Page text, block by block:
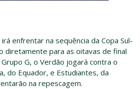
enfrentar na sequência da Copa Sul-
diretamente para as oitavas de final
G, o Verdão jogará contra o
do Equador, e Estudiantes, da
na repescagem.